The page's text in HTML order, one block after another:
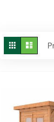
Tonen
als
Foto-
tabel
Lijst